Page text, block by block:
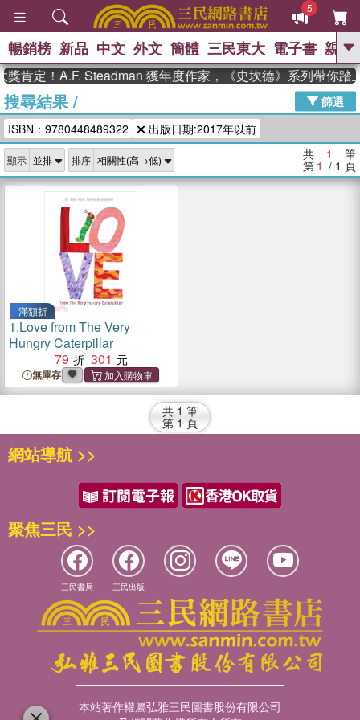
5
GO
高希均教授回憶錄
、 The Odyssey 、 父親節 、 如果歷
史是一群喵 、 暑期推薦
獎 臺灣漫遊錄 、 方念華 、 台灣的李
登輝時代
數學女孩：黎曼猜想 、
偉大的迷走神經
暢銷榜 新品 中文 外文 簡體 三民東大 電子書 親子
肯定！A.F. Steadman 獲年度作家，《史坎德》系列帶你踏
搜尋結果/
篩選
ISBN：9780448489322
出版日期:2017年以前
顯示 排序 共 1 筆
第 1 / 1 頁
滿額折
1.Love from The Very
Hungry Caterpillar
79
301
無庫存
共 1 筆
第 1 頁
網站導航 >>
聚焦三民 >>
三民書局 三民出版
本站著作權屬弘雅三民圖書股份有限公司